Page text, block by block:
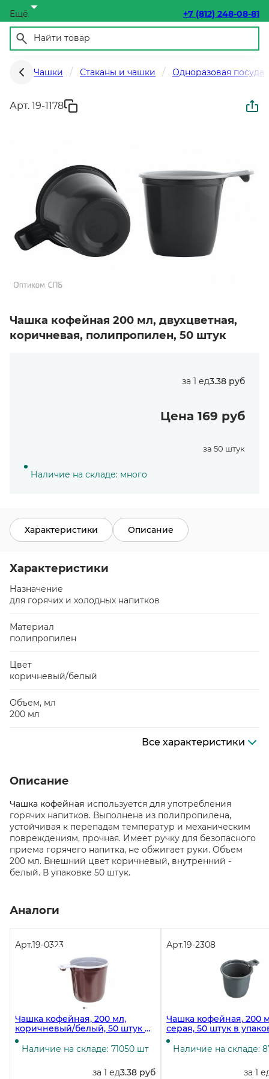
Ещё +7 (812) 248-08-81
Чашки Стаканы и чашки Одноразовая посуда
Арт. 19-1178
Чашка кофейная 200 мл, двухцветная,
коричневая, полипропилен, 50 штук
за 1 ед3.38 руб
Цена 169 руб
за 50 штук
Наличие на складе: много
Характеристики Описание
Характеристики
Назначение
для горячих и холодных напитков
Материал
полипропилен
Цвет
коричневый/белый
Объем, мл
200 мл
Все характеристики
Описание
Чашка кофейная используется для употребления
горячих напитков. Выполнена из полипропилена,
устойчивая к перепадам температур и механическим
повреждениям, прочная. Имеет ручку для безопасного
приема горячего напитка, не обжигает руки. Объем
200 мл. Внешний цвет коричневый, внутренний -
белый. В упаковке 50 штук.
Аналоги
Арт.19-0323
Чашка кофейная, 200 мл,
коричневый/белый, 50 штук в
упаковке, в коробке 1250 штук
Наличие на складе: 71050 шт
за 1 ед3.38 руб
Арт.19-2308
Чашка кофейная, 200
серая, 50 штук в
коробке 1500 штук
Наличие на складе:
за 1